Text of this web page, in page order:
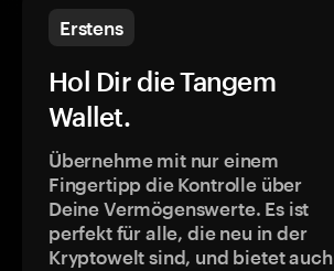
Erstens
Hol Dir die Tangem
Wallet.
Übernehme mit nur einem
Fingertipp die Kontrolle über
Deine Vermögenswerte. Es ist
perfekt für alle, die neu in der
Kryptowelt sind, und bietet auch